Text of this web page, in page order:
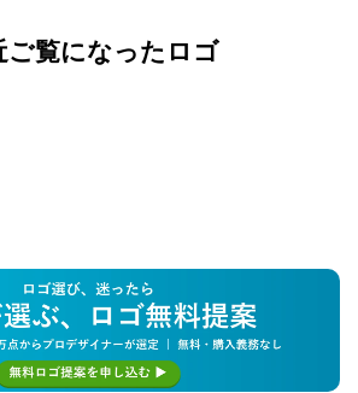
ご覧になったロゴ